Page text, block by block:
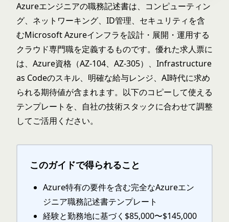
Azureエンジニアの職務記述書は、コンピューティン
グ、ネットワーキング、ID管理、セキュリティを含
むMicrosoft Azureインフラを設計・展開・運用する
クラウド専門職を定義するものです。優れた求人票に
は、Azure資格（AZ-104、AZ-305）、Infrastructure
as Codeのスキル、明確な給与レンジ、AI時代に求め
られる期待値が含まれます。以下のコピーして使える
テンプレートを、自社の技術スタックに合わせて調整
してご活用ください。
このガイドで得られること
Azure特有の要件を含む完全なAzureエン
ジニア職務記述書テンプレート
経験と勤務地に基づく$85,000〜$145,000